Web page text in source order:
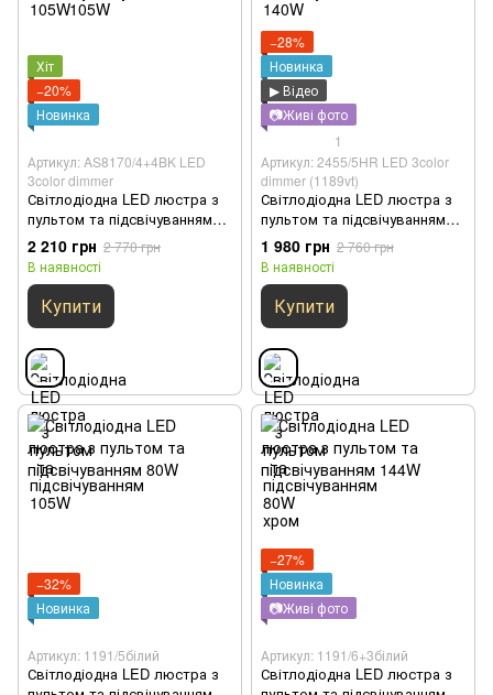
Хіт
−20%
Новинка
Артикул: AS8170/4+4BK LED
3color dimmer
Світлодіодна LED люстра з
пультом та підсвічуванням
105W
2 210 грн 2 770 грн
В наявності
Купити
−28%
Новинка
▶ Відео
📷Живі фото
1
Артикул: 2455/5HR LED 3color
dimmer (1189vt)
Світлодіодна LED люстра з
пультом та підсвічуванням
80W хром
1 980 грн 2 760 грн
В наявності
Купити
−32%
Новинка
Артикул: 1191/5білий
Світлодіодна LED люстра з
−27%
Новинка
📷Живі фото
Артикул: 1191/6+3білий
Світлодіодна LED люстра з